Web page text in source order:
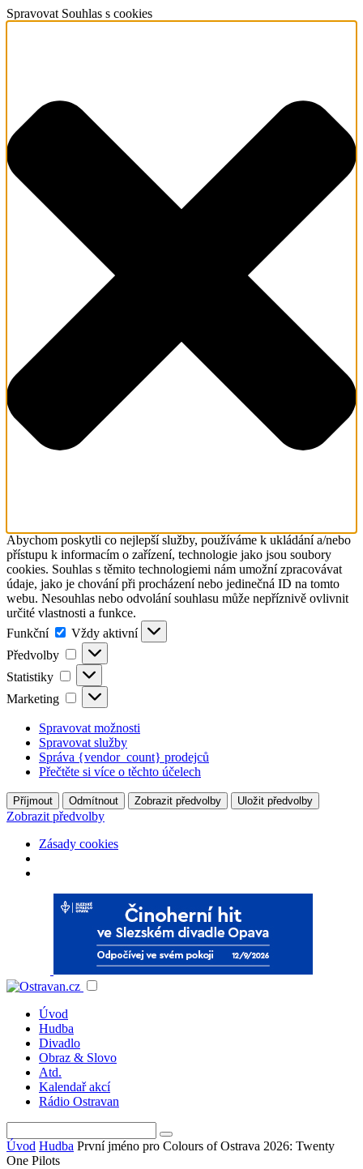
Spravovat Souhlas s cookies
Abychom poskytli co nejlepší služby, používáme k ukládání a/nebo
přístupu k informacím o zařízení, technologie jako jsou soubory
cookies. Souhlas s těmito technologiemi nám umožní zpracovávat
údaje, jako je chování při procházení nebo jedinečná ID na tomto
webu. Nesouhlas nebo odvolání souhlasu může nepříznivě ovlivnit
určité vlastnosti a funkce.
Funkční
Funkční
Vždy aktivní
Předvolby
Předvolby
Statistiky Statistiky
Marketing Marketing
Spravovat možnosti
Spravovat služby
Správa {vendor_count} prodejců
Přečtěte si více o těchto účelech
Příjmout Odmítnout Zobrazit předvolby Uložit předvolby
Zobrazit předvolby
Zásady cookies
Úvod
Hudba
Divadlo
Obraz & Slovo
Atd.
Kalendař akcí
Rádio Ostravan
Úvod Hudba První jméno pro Colours of Ostrava 2026: Twenty
One Pilots